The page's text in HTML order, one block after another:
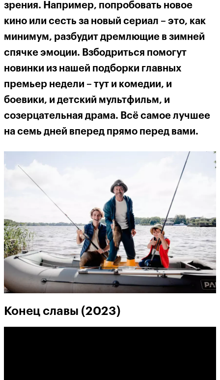
зрения. Например, попробовать новое
кино или сесть за новый сериал – это, как
минимум, разбудит дремлющие в зимней
спячке эмоции. Взбодриться помогут
новинки из нашей подборки главных
премьер недели – тут и комедии, и
боевики, и детский мультфильм, и
созерцательная драма. Всё самое лучшее
на семь дней вперед прямо перед вами.
Конец славы (2023)